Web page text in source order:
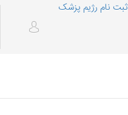
ثبت نام رژیم پزشک